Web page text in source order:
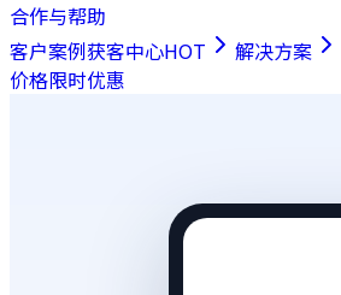
合作与帮助
客户案例获客中心HOT 解决方案
价格限时优惠